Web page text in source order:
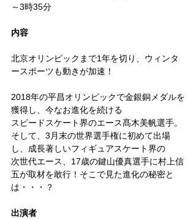
～3時35分
内容
北京オリンピックまで1年を切り、ウィンタ
ースポーツも動きが加速！
2018年の平昌オリンピックで金銀銅メダルを
獲得し、今なお進化を続ける
スピードスケート界のエース髙木美帆選手。
そして、3月末の世界選手権に初めて出場
し、成長著しいフィギュアスケート界の
次世代エース、17歳の鍵山優真選手に村上信
五が取材を敢行！そこで見た進化の秘密と
は・・・？
出演者